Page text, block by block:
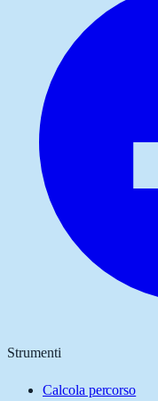
Strumenti
Calcola percorso